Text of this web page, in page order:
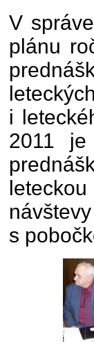
V
plánu
i
2011
s